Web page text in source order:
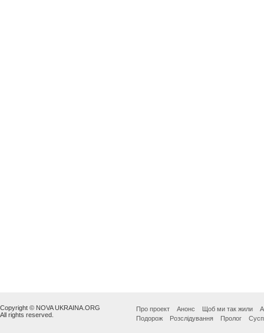
Copyright © NOVA UKRAINA.ORG
All rights reserved.
Про проект Анонс Щоб ми так жили
Подорож
Розслідування Пролог